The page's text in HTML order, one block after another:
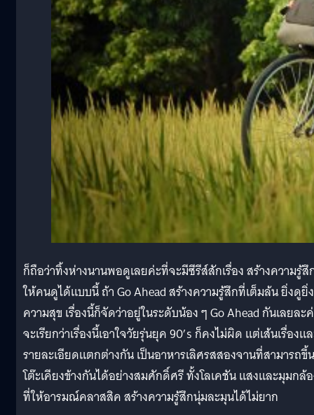
ก็ถือว่าทิ้งห่างนานพอดูเลยค่ะที่จะมีซีรีส์สักเรื่อง สร้างความรู้สึ
ให้คนดูได้แบบนี้ ถ้า Go Ahead สร้างความรู้สึกที่เต็มล้น ยิ่งดูยิ่
ความสุข เรื่องนี้ก็จัดว่าอยู่ในระดับน้อง ๆ Go Ahead กันเลยละ
จะเรียกว่าเรื่องนี้เอาใจวัยรุ่นยุค 90’s ก็คงไม่ผิด แต่เส้นเรื่องแ
รายละเอียดแตกต่างกัน เป็นอาหารเลิศรสสองจานที่สามารถขึ้น
โต๊ะเคียงข้างกันได้อย่างสมศักดิ์ศรี ทั้งโลเคชัน แสงและมุมกล้
ที่ให้อารมณ์คลาสสิค สร้างความรู้สึกนุ่มละมุนได้ไม่ยาก